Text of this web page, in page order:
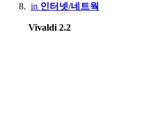
in 인터넷/네트웍
Vivaldi 2.2